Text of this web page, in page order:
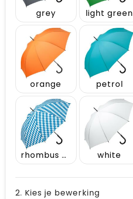
grey light green
orange petrol
rhombus design white
2. Kies je bewerking